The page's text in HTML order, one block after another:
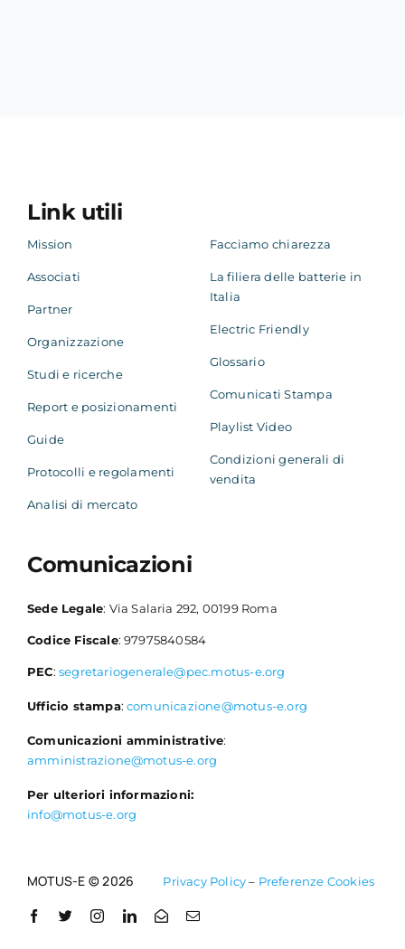
Link utili
Mission
Associati
Partner
Organizzazione
Studi e ricerche
Report e posizionamenti
Guide
Protocolli e regolamenti
Analisi di mercato
Facciamo chiarezza
La filiera delle batterie in
Italia
Electric Friendly
Glossario
Comunicati Stampa
Playlist Video
Condizioni generali di
vendita
Comunicazioni
Sede Legale: Via Salaria 292, 00199 Roma
Codice Fiscale: 97975840584
PEC: segretariogenerale@pec.motus-e.org
Ufficio stampa:comunicazione@motus-e.org
Comunicazioni amministrative:
amministrazione@motus-e.org
Per ulteriori informazioni:
info@motus-e.org
MOTUS-E © 2026 Privacy Policy– Preferenze Cookies